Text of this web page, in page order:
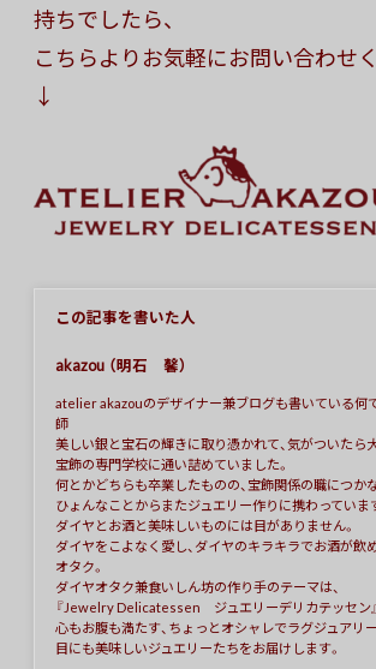
持ちでしたら、
こちらよりお気軽にお問い合わせ
↓
この記事を書いた人
akazou （明石 馨）
atelier akazouのデザイナー兼ブログも書いている何
師
美しい銀と宝石の輝きに取り憑かれて、気がついたら
宝飾の専門学校に通い詰めていました。
何とかどちらも卒業したものの、宝飾関係の職につか
ひょんなことからまたジュエリー作りに携わっていま
ダイヤとお酒と美味しいものには目がありません。
ダイヤをこよなく愛し、ダイヤのキラキラでお酒が飲
オタク。
ダイヤオタク兼食いしん坊の作り手のテーマは、
『Jewelry Delicatessen ジュエリーデリカテッセン』
心もお腹も満たす、ちょっとオシャレでラグジュアリ
目にも美味しいジュエリーたちをお届けします。